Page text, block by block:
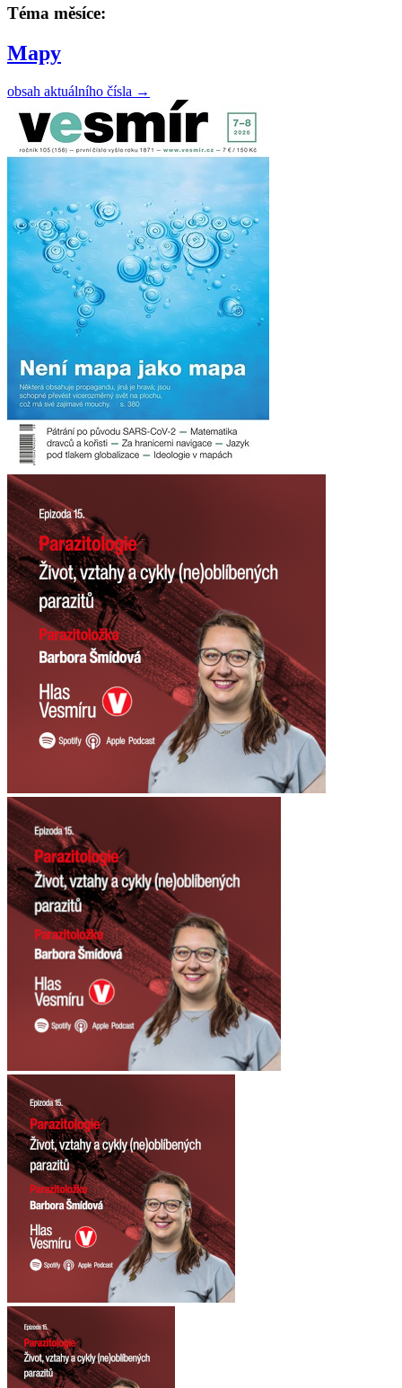
Téma měsíce:
Mapy
obsah aktuálního čísla →